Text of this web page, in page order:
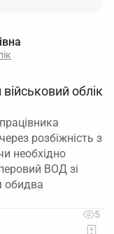
облік
розбіжність з
необхідно
ВОД зі
обидва
5